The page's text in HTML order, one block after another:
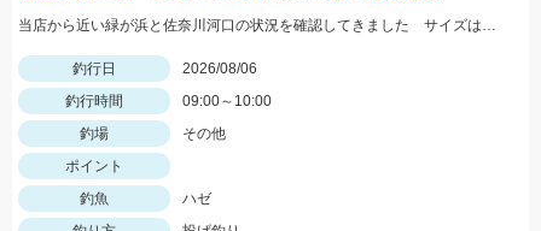
当店から近い緑が浜と佐奈川河口の状況を確認してきました サイズはまだ小さめ 針サイズは6号がよさそうです
釣行日
2026/08/06
釣行時間
09:00～10:00
釣場
その他
ポイント
釣魚
ハゼ